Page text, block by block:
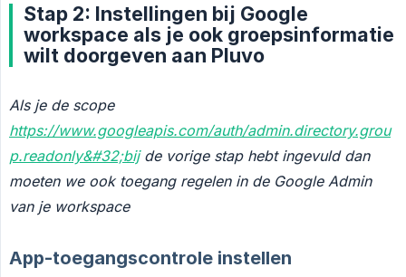
Stap 2: Instellingen bij Google
workspace als je ook groepsinformatie
wilt doorgeven aan Pluvo
Als je de scope
https://www.googleapis.com/auth/admin.directory.grou
p.readonly&#32;bij de vorige stap hebt ingevuld dan
moeten we ook toegang regelen in de Google Admin
van je workspace
App-toegangscontrole instellen